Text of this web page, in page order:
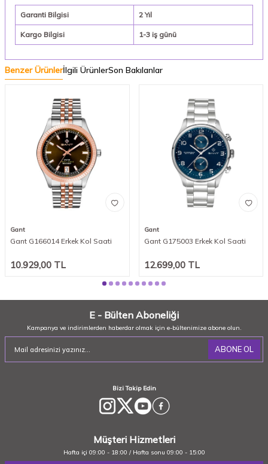
Garanti Bilgisi 2 Yıl
Kargo Bilgisi 1-3 iş günü
Benzer Ürünlerİlgili ÜrünlerSon Bakılanlar
Gant
Gant G166014 Erkek Kol Saati
10.929,00 TL
Gant
Gant G175003 Erkek Kol Saati
12.699,00TL
E - Bülten Aboneliği
Kampanya ve indirimlerden haberdar olmak için e-bültenimize abone olun.
ABONE OL
Bizi Takip Edin
Müşteri Hizmetleri
Hafta içi 09:00 - 18:00 / Hafta sonu 09:00 - 15:00